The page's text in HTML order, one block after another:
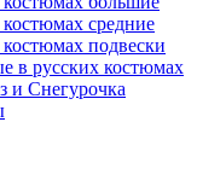
средние
подвески
в русских костюмах
и Снегурочка